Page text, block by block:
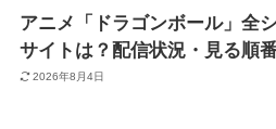
アニメ「ドラゴンボール」全
サイトは？配信状況・見る順
2026年8月4日